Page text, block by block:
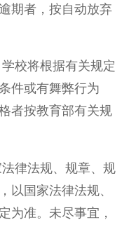
期者，按自动放弃
校将根据有关规定
件或有舞弊行为
者按教育部有关规
律法规、规章、规
以国家法律法规、
为准。未尽事宜，